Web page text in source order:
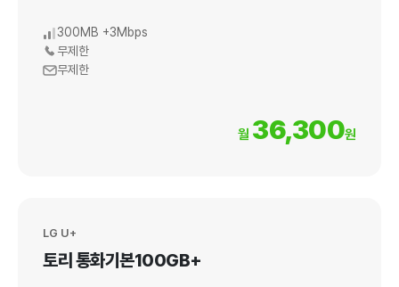
300MB +3Mbps
무제한
무제한
월 36,300원
LG U+
토리 통화기본100GB+